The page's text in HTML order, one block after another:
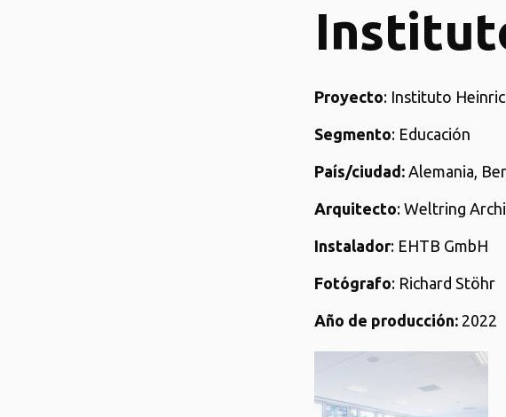
Proyecto: Instituto
Segmento: Educación
País/ciudad: Alemania,
Arquitecto: Weltring
Instalador: EHTB GmbH
Fotógrafo: Richard Stöhr
Año de producción: 2022